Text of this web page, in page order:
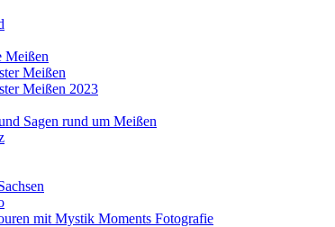
Meißen
Meißen
Meißen 2023
Sagen rund um Meißen
mit Mystik Moments Fotografie